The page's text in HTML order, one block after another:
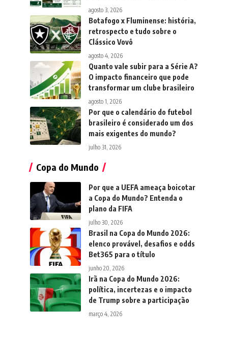
agosto 3, 2026
Botafogo x Fluminense: história,
retrospecto e tudo sobre o
Clássico Vovô
agosto 4, 2026
Quanto vale subir para a Série A?
O impacto financeiro que pode
transformar um clube brasileiro
agosto 1, 2026
Por que o calendário do futebol
brasileiro é considerado um dos
mais exigentes do mundo?
julho 31, 2026
Copa do Mundo
Por que a UEFA ameaça boicotar
a Copa do Mundo? Entenda o
plano da FIFA
julho 30, 2026
Brasil na Copa do Mundo 2026:
elenco provável, desafios e odds
Bet365 para o título
junho 20, 2026
Irã na Copa do Mundo 2026:
política, incertezas e o impacto
de Trump sobre a participação
março 4, 2026